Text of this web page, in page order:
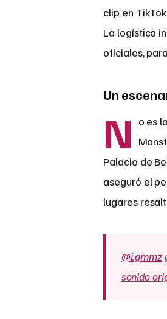
clip en
La logística
oficiales,
Un
N o es
Palacio de
aseguró el
lugares
@i.gmmz
sonido